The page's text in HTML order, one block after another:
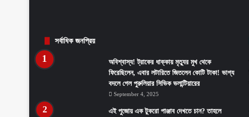
সর্বাধিক জনপ্রিয়
অবিশ্বাস্য! ট্রাকের ধাক্কায় মৃত্যুর মুখ থেকে
ফিরেছিলেন, এবার লটারিতে জিতলেন কোটি টাকা! ভাগ্য
বদলে গেল পুরুলিয়ার সিভিক ভলান্টিয়ারের
September 4, 2025
এই পুজোয় এক টুকরো পাঞ্জাব দেখতে চান? তাহলে